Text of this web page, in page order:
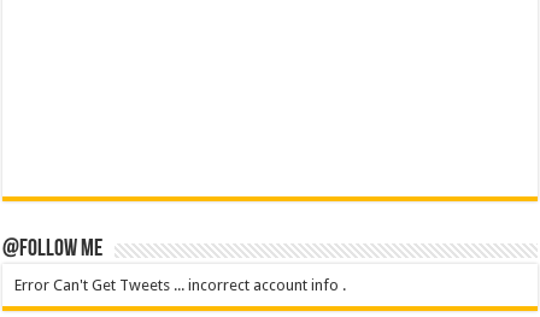
@Follow Me
Error Can't Get Tweets ... incorrect account info .